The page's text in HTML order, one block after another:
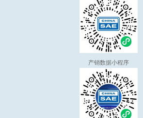
产销数据小程序